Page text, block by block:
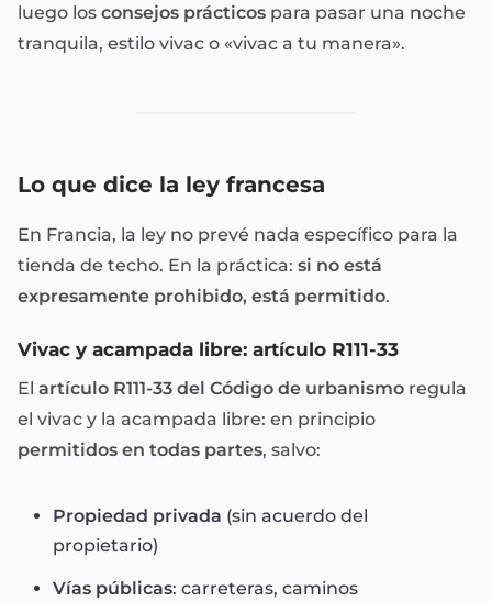
luego los consejos prácticos para pasar una noche
tranquila, estilo vivac o «vivac a tu manera».
Lo que dice la ley francesa
En Francia, la ley no prevé nada específico para la
tienda de techo. En la práctica: si no está
expresamente prohibido, está permitido.
Vivac y acampada libre: artículo R111-33
El artículo R111-33 del Código de urbanismo regula
el vivac y la acampada libre: en principio
permitidos en todas partes, salvo:
Propiedad privada (sin acuerdo del
propietario)
Vías públicas: carreteras, caminos